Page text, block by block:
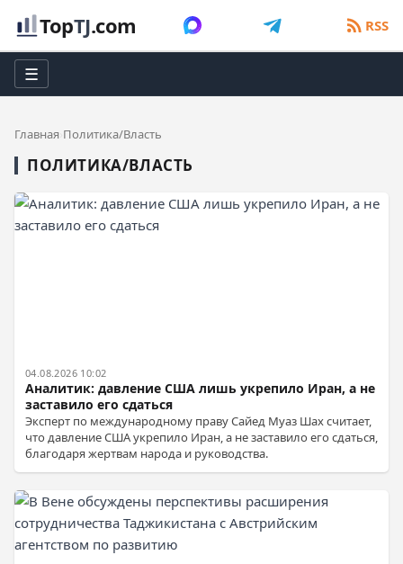
TopTJ.com RSS
☰
Главная Политика/Власть
ПОЛИТИКА/ВЛАСТЬ
04.08.2026 10:02
Аналитик: давление США лишь укрепило Иран, а не
заставило его сдаться
Эксперт по международному праву Сайед Муаз Шах считает,
что давление США укрепило Иран, а не заставило его сдаться,
благодаря жертвам народа и руководства.